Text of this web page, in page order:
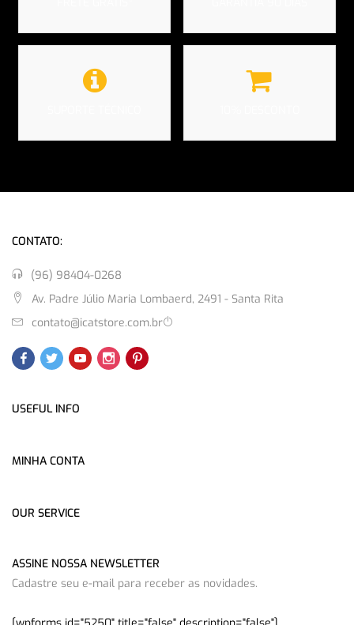
CONTATO:
(96) 98404-0268
Av. Padre Júlio Maria Lombaerd, 2491 - Santa Rita
contato@icatstore.com.br
USEFUL INFO
MINHA CONTA
OUR SERVICE
ASSINE NOSSA NEWSLETTER
Cadastre seu e-mail para receber as novidades.